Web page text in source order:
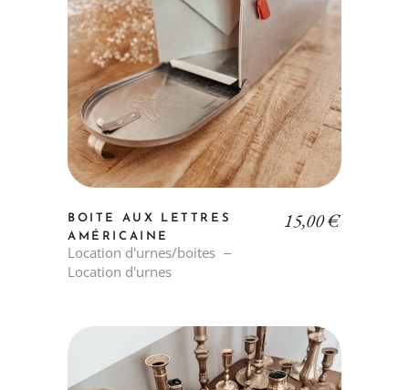
BOITE AUX LETTRES
AMÉRICAINE
Location d'urnes/boites
Location d'urnes
15,00€